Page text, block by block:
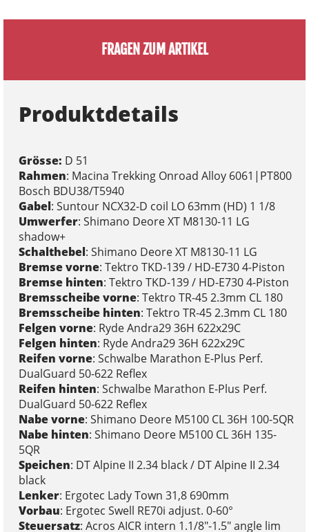
FRAGEN ZUM ARTIKEL
Produktdetails
Grösse: D 51
Rahmen: Macina Trekking Onroad Alloy 6061|PT800
Bosch BDU38/T5940
Gabel: Suntour NCX32-D coil LO 63mm (HD) 1 1/8
Umwerfer: Shimano Deore XT M8130-11 LG
shadow+
Schalthebel: Shimano Deore XT M8130-11 LG
Bremse vorne: Tektro TKD-139 / HD-E730 4-Piston
Bremse hinten: Tektro TKD-139 / HD-E730 4-Piston
Bremsscheibe vorne: Tektro TR-45 2.3mm CL 180
Bremsscheibe hinten: Tektro TR-45 2.3mm CL 180
Felgen vorne: Ryde Andra29 36H 622x29C
Felgen hinten: Ryde Andra29 36H 622x29C
Reifen vorne: Schwalbe Marathon E-Plus Perf.
DualGuard 50-622 Reflex
Reifen hinten: Schwalbe Marathon E-Plus Perf.
DualGuard 50-622 Reflex
Nabe vorne: Shimano Deore M5100 CL 36H 100-5QR
Nabe hinten: Shimano Deore M5100 CL 36H 135-
5QR
Speichen: DT Alpine II 2.34 black / DT Alpine II 2.34
black
Lenker: Ergotec Lady Town 31,8 690mm
Vorbau: Ergotec Swell RE70i adjust. 0-60°
Steuersatz: Acros AICR intern 1.1/8"-1.5" angle lim